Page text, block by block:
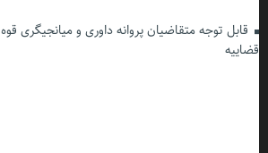
قابل توجه متقاضیان پروانه داوری و میانجیگری قوه
قضاییه